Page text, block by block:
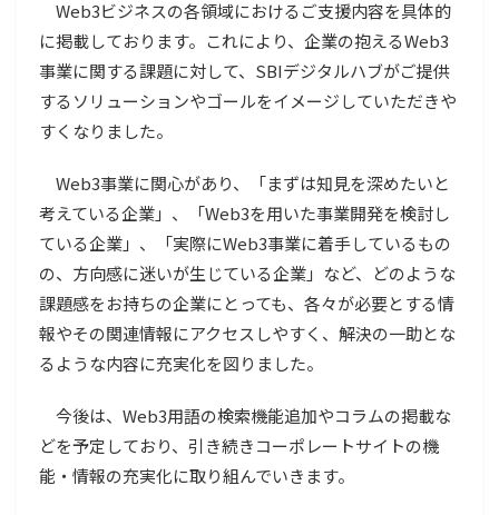
Web3ビジネスの各領域におけるご支援内容を具体的
に掲載しております。これにより、企業の抱えるWeb3
事業に関する課題に対して、SBIデジタルハブがご提供
するソリューションやゴールをイメージしていただきや
すくなりました。
Web3事業に関心があり、「まずは知見を深めたいと
考えている企業」、「Web3を用いた事業開発を検討し
ている企業」、「実際にWeb3事業に着手しているもの
の、方向感に迷いが生じている企業」など、どのような
課題感をお持ちの企業にとっても、各々が必要とする情
報やその関連情報にアクセスしやすく、解決の一助とな
るような内容に充実化を図りました。
今後は、Web3用語の検索機能追加やコラムの掲載な
どを予定しており、引き続きコーポレートサイトの機
能・情報の充実化に取り組んでいきます。